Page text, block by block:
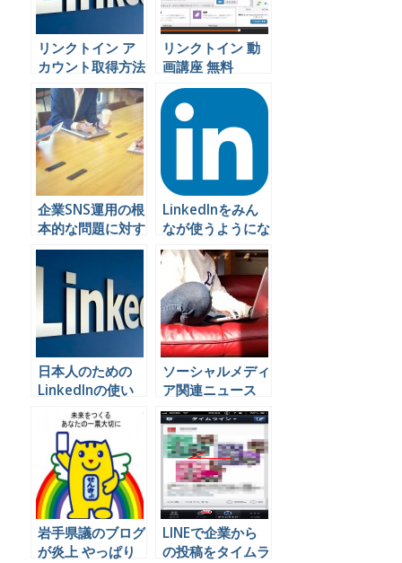
リンクトイン ア
カウント取得方法
解説動画
リンクトイン 動
画講座 無料
lynda.com
企業SNS運用の根
本的な問題に対す
る解決策をあちこ
ちでべらべら喋っ
てきました
LinkedInをみん
なが使うようにな
ったらいいなーと
思う理由。
Twitterとも
Facebookとも違
う。
日本人のための
LinkedInの使い
方〜Facebookと
の使い分け
ソーシャルメディ
ア関連ニュース
2018年2月19
日〜2月25日
岩手県議のブログ
が炎上 やっぱり
LINEで企業から
の投稿をタイムラ